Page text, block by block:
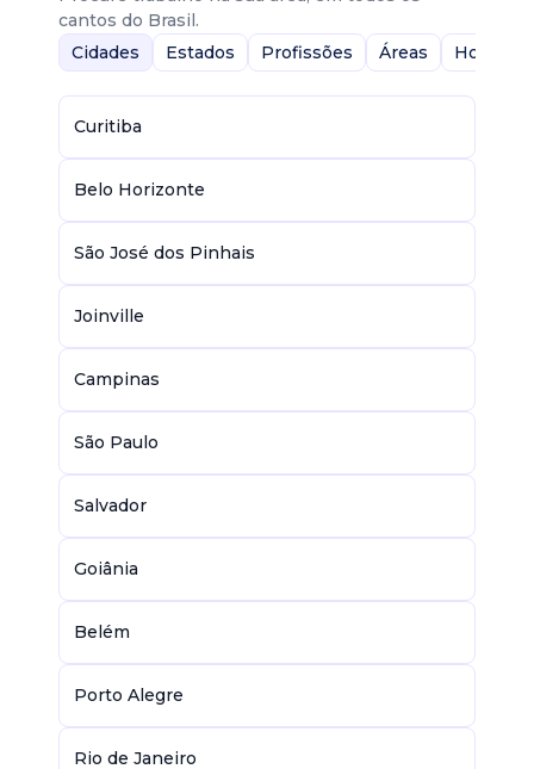
cantos do Brasil.
Cidades
Estados Profissões Áreas Home-
Curitiba
Belo Horizonte
São José dos Pinhais
Joinville
Campinas
São Paulo
Salvador
Goiânia
Belém
Porto Alegre
Rio de Janeiro